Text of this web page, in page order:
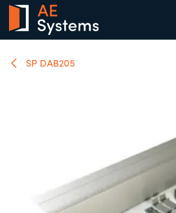
Overslaan naar inhoud
SP DAB205